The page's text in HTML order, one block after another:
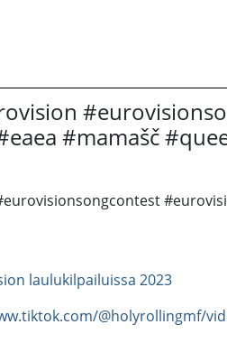
#mamašč
laulukilpailuissa 2023
@holyrollingmf/